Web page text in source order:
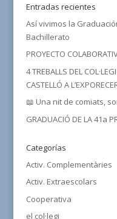
Entradas recientes
Así vivimos la
Bachillerato
PROYECTO
4 TREBALLS DEL
CASTELLÓ A
📖 Una nit de comiats,
GRADUACIÓ DE LA 41a
Categorías
Activ. Complementàries
Activ. Extraescolars
Cooperativa
el col·legi